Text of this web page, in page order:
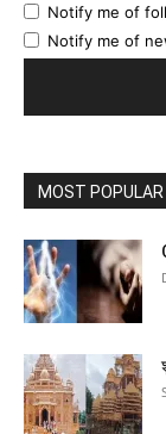
Notify me of
Notify me of
MOST POPULAR